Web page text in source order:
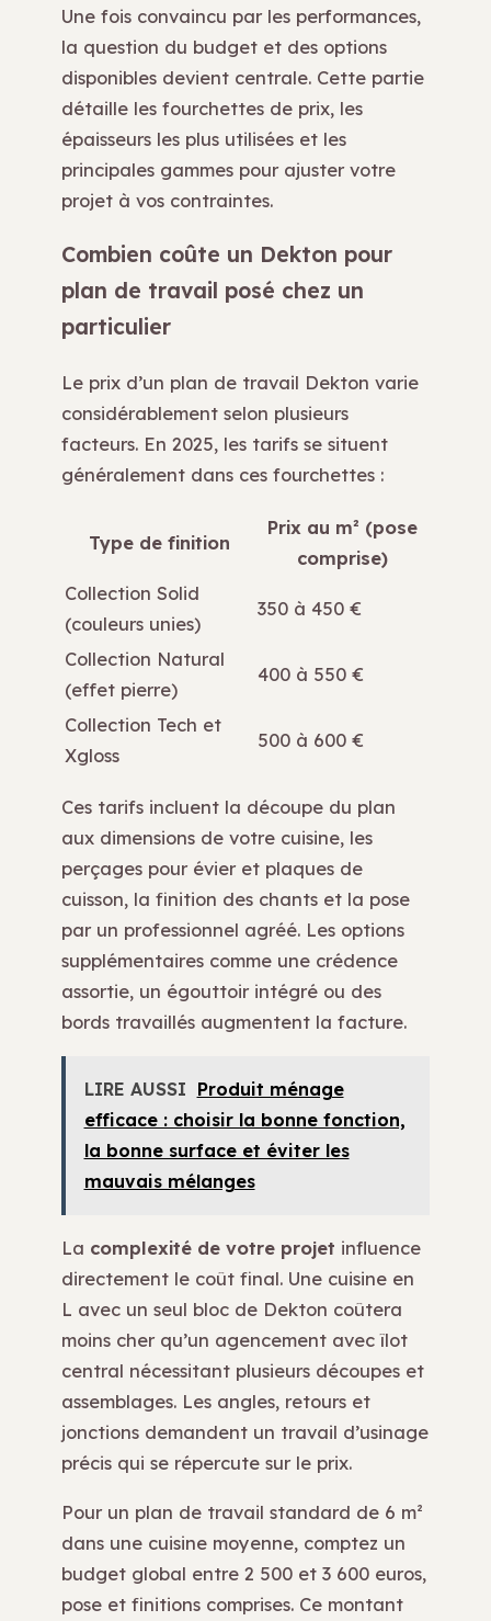
Une fois convaincu par les performances,
la question du budget et des options
disponibles devient centrale. Cette partie
détaille les fourchettes de prix, les
épaisseurs les plus utilisées et les
principales gammes pour ajuster votre
projet à vos contraintes.
Combien coûte un Dekton pour
plan de travail posé chez un
particulier
Le prix d’un plan de travail Dekton varie
considérablement selon plusieurs
facteurs. En 2025, les tarifs se situent
généralement dans ces fourchettes :
Type de finition
Prix au m² (pose
comprise)
Collection Solid
(couleurs unies)
350 à 450 €
Collection Natural
(effet pierre)
400 à 550 €
Collection Tech et
Xgloss
500 à 600 €
Ces tarifs incluent la découpe du plan
aux dimensions de votre cuisine, les
perçages pour évier et plaques de
cuisson, la finition des chants et la pose
par un professionnel agréé. Les options
supplémentaires comme une crédence
assortie, un égouttoir intégré ou des
bords travaillés augmentent la facture.
LIRE AUSSI Produit ménage
efficace : choisir la bonne fonction,
la bonne surface et éviter les
mauvais mélanges
La complexité de votre projet influence
directement le coût final. Une cuisine en
L avec un seul bloc de Dekton coûtera
moins cher qu’un agencement avec îlot
central nécessitant plusieurs découpes et
assemblages. Les angles, retours et
jonctions demandent un travail d’usinage
précis qui se répercute sur le prix.
Pour un plan de travail standard de 6 m²
dans une cuisine moyenne, comptez un
budget global entre 2 500 et 3 600 euros,
pose et finitions comprises. Ce montant